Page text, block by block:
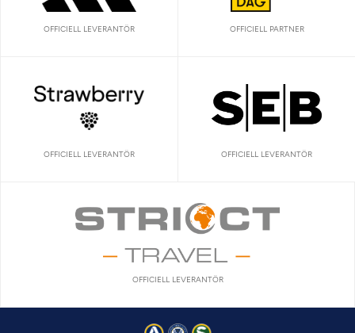
OFFICIELL LEVERANTÖR OFFICIELL PARTNER
OFFICIELL LEVERANTÖR OFFICIELL LEVERANTÖR
OFFICIELL LEVERANTÖR